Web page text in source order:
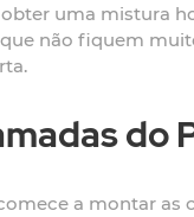
uma mistura
não fiquem
do
a montar